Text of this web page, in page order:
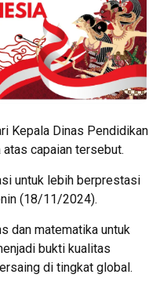
Kepala Dinas Pendidikan
atas capaian tersebut.
untuk lebih berprestasi
(18/11/2024).
dan matematika untuk
bukti kualitas
di tingkat global.